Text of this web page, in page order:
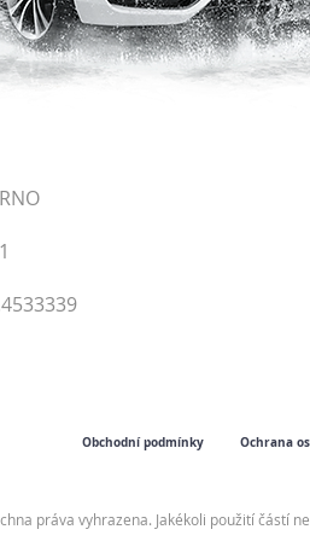
Obchodní podmínky Ochrana
práva vyhrazena. Jakékoli použití částí